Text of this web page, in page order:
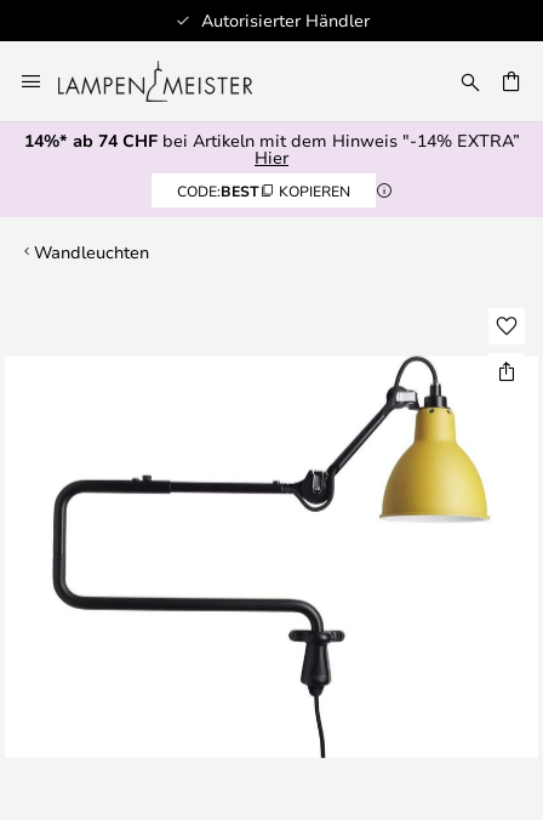
Autorisierter Händler
Inhalt
springen
14%* ab 74 CHFbei Artikeln mit dem Hinweis "-14% EXTRA”
Hier
CODE:BEST KOPIEREN
Wandleuchten